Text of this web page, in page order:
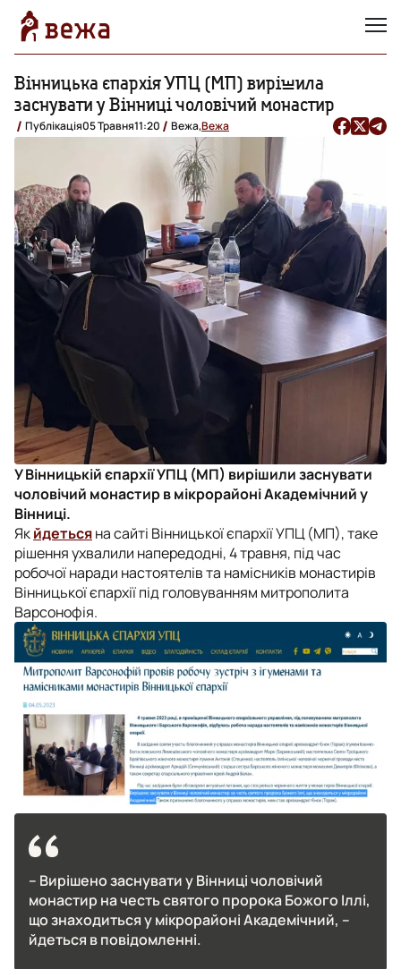
Вінницька єпархія УПЦ (МП) вирішила
заснувати у Вінниці чоловічий монастир
Публікація05 Травня11:20 Вежа,Вежа
У Вінницькій єпархії УПЦ (МП) вирішили заснувати
чоловічий монастир в мікрорайоні Академічний у
Вінниці.
Якйдетьсяна сайті Вінницької єпархії УПЦ (МП), таке
рішення ухвалили напередодні, 4 травня, під час
робочої наради настоятелів та намісників монастирів
Вінницької єпархії під головуванням митрополита
Варсонофія.
– Вирішено заснувати у Вінниці чоловічий
монастир на честь святого пророка Божого Іллі,
що знаходиться у мікрорайоні Академічний, –
йдеться в повідомленні.